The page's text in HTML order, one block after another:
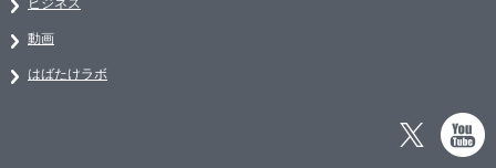
動画
はばたけラボ